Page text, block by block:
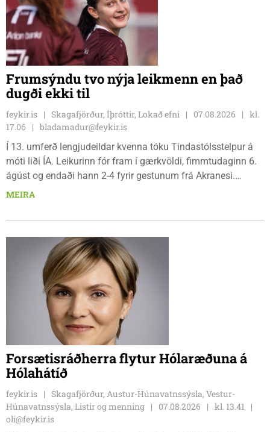
Frumsýndu tvo nýja leikmenn en það
dugði ekki til
feykir.is Skagafjörður, Íþróttir, Lokað efni 07.08.2026
kl.
17.06
bladamadur@feykir.is
Í 13. umferð lengjudeildar kvenna tóku Tindastólsstelpur á
móti liði ÍA. Leikurinn fór fram í gærkvöldi, fimmtudaginn 6.
ágúst og endaði hann 2-4 fyrir gestunum frá Akranesi.
Tindastólsliðið frumsýndi tvo nýja leikmenn en þær dönsku
tvíburar.
MEIRA
Forsætisráðherra flytur Hólaræðuna á
Hólahátíð
feykir.is
Skagafjörður, Austur-Húnavatnssýsla, Vestur-
Húnavatnssýsla, Listir og menning
07.08.2026
kl. 13.41
oli@feykir.is